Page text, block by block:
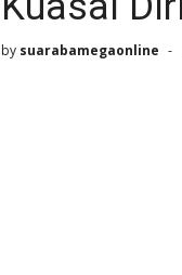
by suarabamegaonline